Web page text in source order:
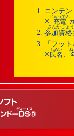
ニンテン
※ 充電
じゅうでん
参加資格
さんかじょ
「フッ
※氏名
しめい
、
ね